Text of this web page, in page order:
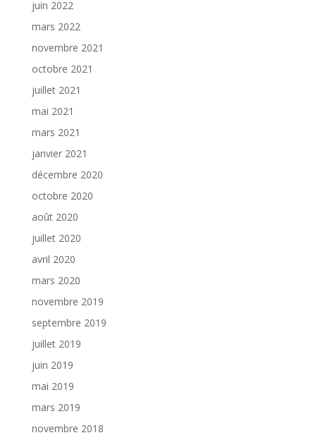
juin 2022
mars 2022
novembre 2021
octobre 2021
juillet 2021
mai 2021
mars 2021
janvier 2021
décembre 2020
octobre 2020
août 2020
juillet 2020
avril 2020
mars 2020
novembre 2019
septembre 2019
juillet 2019
juin 2019
mai 2019
mars 2019
novembre 2018